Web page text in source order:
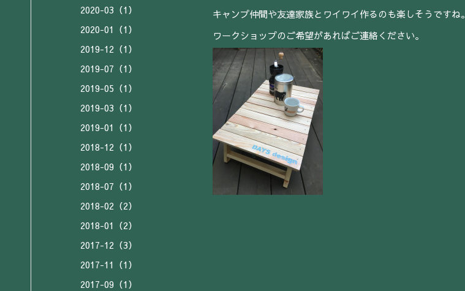
キャンプ仲間や友達家族とワイワイ作るのも楽しそうですね。
ワークショップのご希望があればご連絡ください。
2020-03（1）
2020-01（1）
2019-12（1）
2019-07（1）
2019-05（1）
2019-03（1）
2019-01（1）
2018-12（1）
2018-09（1）
2018-07（1）
2018-02（2）
2018-01（2）
2017-12（3）
2017-11（1）
2017-09（1）